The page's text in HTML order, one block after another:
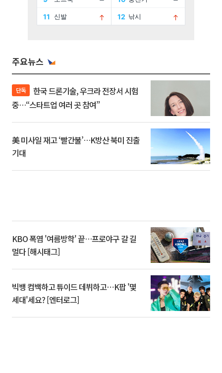
주요뉴스
단독
중…“스타트업 여러 곳 참여”
美 미사일 재고 ‘빨간불’…K방산 북미 진출
기대
KBO 폭염 '여름방학' 끝…프로야구 갈 길
멀다 [해시태그]
빅뱅 컴백하고 튜이드 데뷔하고⋯K팝 '몇
세대'세요? [엔터로그]